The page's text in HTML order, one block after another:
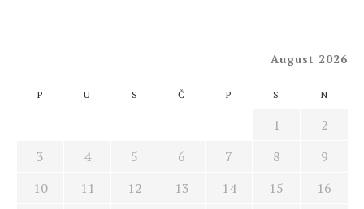
August 2026
P U S Č P S N
1
2
3
4 5 6 7 8
9
10
11 12 13 14 15
16